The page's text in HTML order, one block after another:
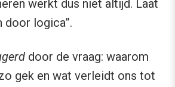
werkt dus niet altijd. Laat
door logica”.
door de vraag: waarom
gek en wat verleidt ons tot